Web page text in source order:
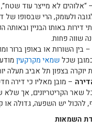
– “אלוהים לא מייצר עוד
ולעומק, הרי שבסופו
דירות באותו הבניין
שווה פחות.
– בין השורות או באופן ברור
שכל שמאי מקרקעין
יוקרה בצפון תל אביב תעלה
– מובן מאליו כי דירה
שאר הקריטריונים, אך שלא
להכול יש השפעה, גדולה או
השמאות